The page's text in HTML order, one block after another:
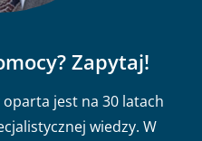
Zapytaj!
jest na 30 latach
wiedzy. W